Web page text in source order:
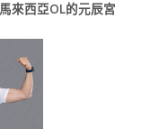
來西亞OL的元辰宮